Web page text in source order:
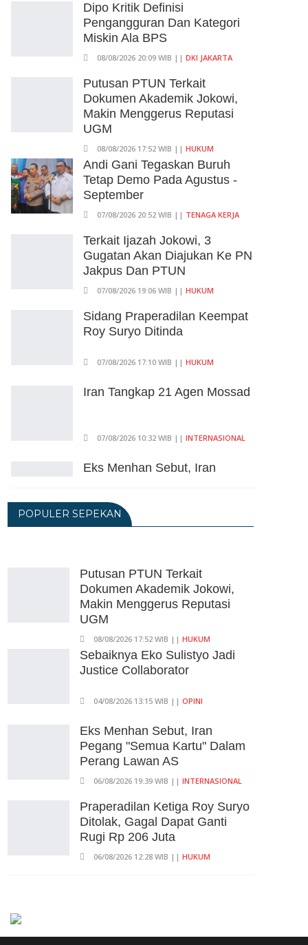
Dipo Kritik Definisi
Pengangguran Dan Kategori
Miskin Ala BPS
08/08/2026 20:09 WIB || DKI JAKARTA
Putusan PTUN Terkait
Dokumen Akademik Jokowi,
Makin Menggerus Reputasi
UGM
08/08/2026 17:52 WIB || HUKUM
Andi Gani Tegaskan Buruh
Tetap Demo Pada Agustus -
September
07/08/2026 20:52 WIB || TENAGA KERJA
Terkait Ijazah Jokowi, 3
Gugatan Akan Diajukan Ke PN
Jakpus Dan PTUN
07/08/2026 19:06 WIB || HUKUM
Sidang Praperadilan Keempat
Roy Suryo Ditinda
07/08/2026 17:10 WIB || HUKUM
Iran Tangkap 21 Agen Mossad
07/08/2026 10:32 WIB || INTERNASIONAL
Eks Menhan Sebut, Iran
06/08/2026 19:39 WIB ||
Kemenkeu
06/08/2026 19:02 WIB ||KEUANGAN
Ratusan Senjata Api Dan
Narkoba Ditemukan Di Ruang
Kepala Yayasan Sekolah Di
Jaksel
POPULER SEPEKAN
Putusan PTUN Terkait
Dokumen Akademik Jokowi,
Makin Menggerus Reputasi
UGM
08/08/2026 17:52 WIB || HUKUM
Sebaiknya Eko Sulistyo Jadi
Justice Collaborator
04/08/2026 13:15 WIB || OPINI
Eks Menhan Sebut, Iran
Pegang "Semua Kartu" Dalam
Perang Lawan AS
06/08/2026 19:39 WIB || INTERNASIONAL
Praperadilan Ketiga Roy Suryo
Ditolak, Gagal Dapat Ganti
Rugi Rp 206 Juta
06/08/2026 12:28 WIB || HUKUM